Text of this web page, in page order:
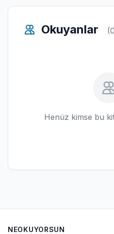
Okuyanlar
Henüz kimse bu
NEOKUYORSUN